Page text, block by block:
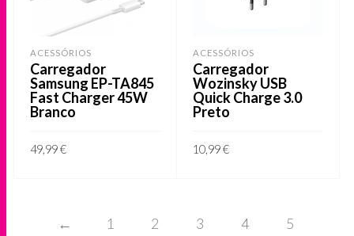
ACESSÓRIOS
Carregador
Samsung EP-TA845
Fast Charger 45W
Branco
49,99€
ACESSÓRIOS
Carregador
Wozinsky USB
Quick Charge 3.0
Preto
10,99€
← 1 2 3 4 5